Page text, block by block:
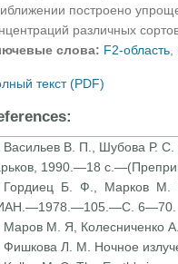
построено
различных
слова: F2-область,
текст (PDF)
В. П., Шубова Р. С.
1990.—18
Б. Ф., Марков М. Н.,
6—70.
М. Я, Колесниченко
Л. М. Ночное